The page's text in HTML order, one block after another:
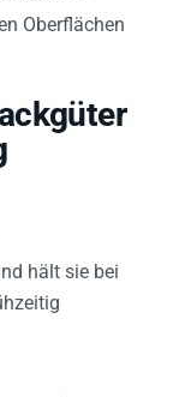
Oberflächen
hält sie bei